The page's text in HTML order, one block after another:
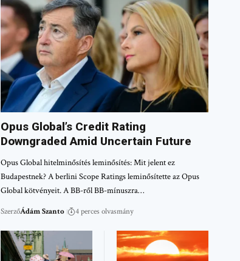
Opus Global’s Credit Rating
Downgraded Amid Uncertain Future
Opus Global hitelminősítés leminősítés: Mit jelent ez
Budapestnek? A berlini Scope Ratings leminősítette az Opus
Global kötvényeit. A BB-ről BB-mínuszra…
SzerzőÁdám Szanto 4 perces olvasmány